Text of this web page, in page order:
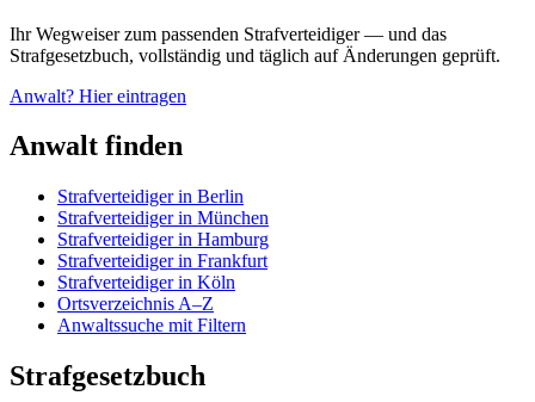
Ihr Wegweiser zum passenden Strafverteidiger — und das
Strafgesetzbuch, vollständig und täglich auf Änderungen geprüft.
Anwalt? Hier eintragen
Anwalt finden
Strafverteidiger in Berlin
Strafverteidiger in München
Strafverteidiger in Hamburg
Strafverteidiger in Frankfurt
Strafverteidiger in Köln
Ortsverzeichnis A–Z
Anwaltssuche mit Filtern
Strafgesetzbuch